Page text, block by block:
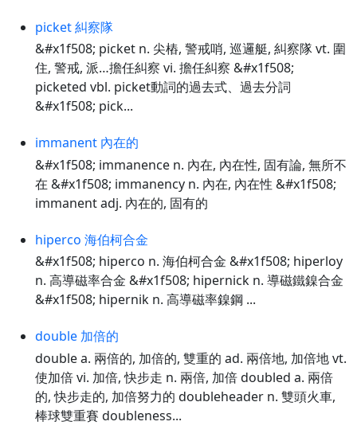
picket 糾察隊
&#x1f508; picket n. 尖樁, 警戒哨, 巡邏艇, 糾察隊 vt. 圍
住, 警戒, 派…擔任糾察 vi. 擔任糾察 &#x1f508;
picketed vbl. picket動詞的過去式、過去分詞
&#x1f508; pick...
immanent 內在的
&#x1f508; immanence n. 內在, 內在性, 固有論, 無所不
在 &#x1f508; immanency n. 內在, 內在性 &#x1f508;
immanent adj. 內在的, 固有的
hiperco 海伯柯合金
&#x1f508; hiperco n. 海伯柯合金 &#x1f508; hiperloy
n. 高導磁率合金 &#x1f508; hipernick n. 導磁鐵鎳合金
&#x1f508; hipernik n. 高導磁率鎳鋼 ...
double 加倍的
double a. 兩倍的, 加倍的, 雙重的 ad. 兩倍地, 加倍地 vt.
使加倍 vi. 加倍, 快步走 n. 兩倍, 加倍 doubled a. 兩倍
的, 快步走的, 加倍努力的 doubleheader n. 雙頭火車,
棒球雙重賽 doubleness...